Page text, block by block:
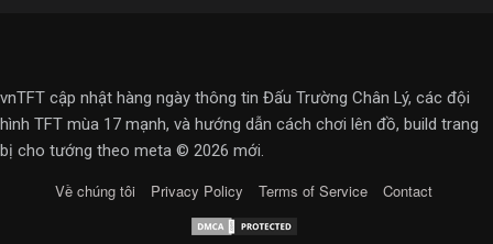
vnTFT cập nhật hàng ngày thông tin Đấu Trường Chân Lý, các đội
hình TFT mùa 17 mạnh, và hướng dẫn cách chơi lên đồ, build trang
bị cho tướng theo meta © 2026 mới.
Về chúng tôi Privacy Policy Terms of Service Contact